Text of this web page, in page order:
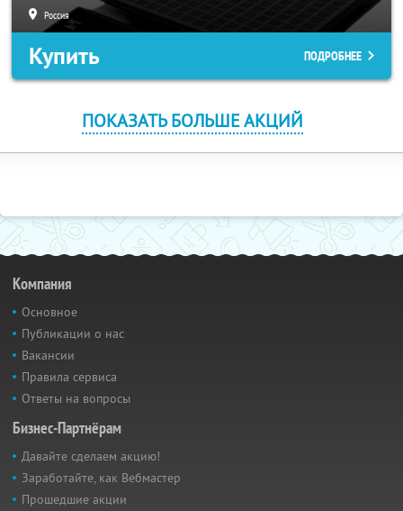
Россия
Купить ПОДРОБНЕЕ
ПОКАЗАТЬ БОЛЬШЕ АКЦИЙ
Компания
Основное
Публикации о нас
Вакансии
Правила сервиса
Ответы на вопросы
Бизнес-Партнёрам
Давайте сделаем акцию!
Заработайте, как Вебмастер
Прошедшие акции